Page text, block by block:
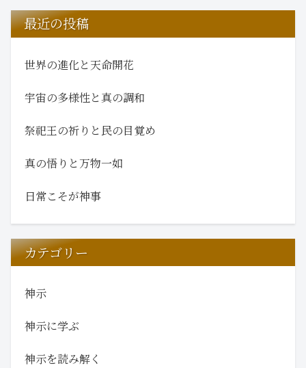
最近の投稿
世界の進化と天命開花
宇宙の多様性と真の調和
祭祀王の祈りと民の目覚め
真の悟りと万物一如
日常こそが神事
カテゴリー
神示
神示に学ぶ
神示を読み解く